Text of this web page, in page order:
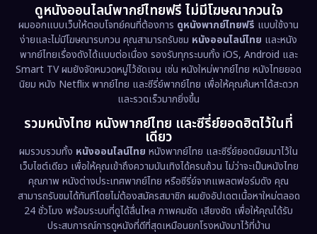
Emotional (61)
Epic มหากาพย์ (222)
Erotic (36)
Family ครอบครัว (370)
Fantasy จินตนาการ (333)
Fiction (9)
Film (57)
ดูหนังออนไลน์พากย์ไทยฟรี ไม่มีโฆษณากวนใจ
ผมออกแบบเว็บให้ตอบโจทย์คนที่ต้องการ ดูหนังพากย์ไทยฟรี แบบใช้งาน
ง่ายและไม่มีโฆษณารบกวน คุณสามารถรับชม หนังออนไลน์ไทย และหนัง
พากย์ไทยเรื่องดังได้แบบต่อเนื่อง รองรับทุกระบบทั้ง iOS, Android และ
Smart TV ผมยังจัดหมวดหมู่ไว้ชัดเจน เช่น หนังใหม่พากย์ไทย หนังไทยยอด
นิยม หนัง Netflix พากย์ไทย และซีรี่ย์พากย์ไทย เพื่อให้คุณค้นหาได้สะดวก
และรวดเร็วมากยิ่งขึ้น
รวมหนังไทย หนังพากย์ไทย และซีรี่ย์ยอดฮิตไว้ในที่
เดียว
ผมรวบรวมทั้ง หนังออนไลน์ไทย หนังพากย์ไทย และซีรี่ย์ยอดนิยมมาไว้ใน
เว็บไซต์เดียว เพื่อให้คุณเข้าถึงความบันเทิงได้ครบถ้วน ไม่ว่าจะเป็นหนังไทย
คุณภาพ หนังต่างประเทศพากย์ไทย หรือซีรี่ย์จากแพลตฟอร์มดัง คุณ
สามารถรับชมได้ทันทีโดยไม่ต้องสมัครสมาชิก ผมยังอัปเดตเนื้อหาใหม่ตลอด
24 ชั่วโมง พร้อมระบบที่ดูได้ลื่นไหล ภาพคมชัด เสียงชัด เพื่อให้คุณได้รับ
ประสบการณ์การดูหนังที่ดีที่สุดเหมือนยกโรงหนังมาไว้ที่บ้าน